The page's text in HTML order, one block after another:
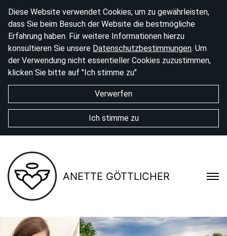
Diese Website verwendet Cookies, um zu gewährleisten,
dass Sie beim Besuch der Website die bestmögliche
Erfahrung haben. Für weitere Informationen hierzu
konsultieren Sie unsere Datenschutzbestimmungen. Um
der Verwendung nicht essentieller Cookies zuzustimmen,
klicken Sie bitte auf "Ich stimme zu"
Verwerfen
Ich stimme zu
ANETTE GÖTTLICHER